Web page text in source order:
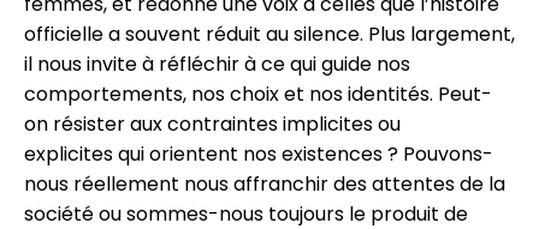
officielle a souvent réduit au silence. Plus largement,
il nous invite à réfléchir à ce qui guide nos
comportements, nos choix et nos identités. Peut-
on résister aux contraintes implicites ou
explicites qui orientent nos existences ? Pouvons-
nous réellement nous affranchir des attentes de la
société ou sommes-nous toujours le produit de